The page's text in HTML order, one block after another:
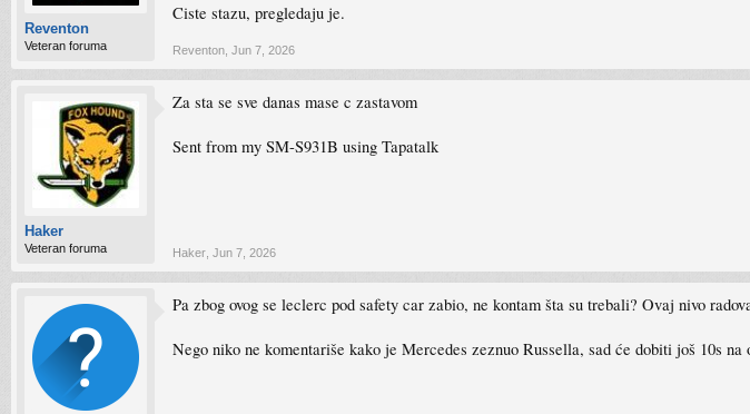
Reventon
Veteran foruma
Ciste stazu, pregledaju je.
Reventon Jun 7, 2026
Haker
Veteran foruma
Za sta se sve danas mase c zastavom
Sent from my SM-S931B using Tapatalk
Haker Jun 7, 2026
Pa zbog ovog se leclerc pod safety car zabio, ne kontam šta su trebali? Ovaj nivo
Nego niko ne komentariše kako je Mercedes zeznuo Russella, sad će dobiti još 10s na